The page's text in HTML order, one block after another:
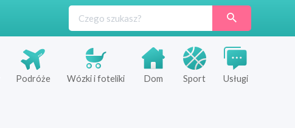
Podróże Wózki i foteliki Dom Sport Usługi